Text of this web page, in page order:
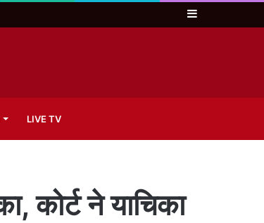
Sidebar
LIVE TV
कोर्ट ने याचिका